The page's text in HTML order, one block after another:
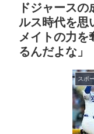
▶ 韓国人「本当
ものがこちら・
▶ ヒロアカの葉
家と機関が売
な下落‥」
【MLB】ドジ
→ 「まだまだ
ドジャース
ルス時代を思
メイトの力を
るんだよな」
スポ